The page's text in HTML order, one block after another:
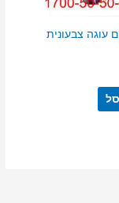
עוגה צבעונית